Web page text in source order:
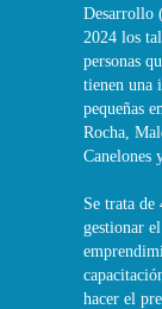
Desarrollo
2024 los
personas
tienen una
pequeñas
Rocha,
Canelones
Se trata de
gestionar
hacer el